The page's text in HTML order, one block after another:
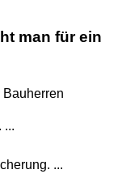
man für ein
...
...